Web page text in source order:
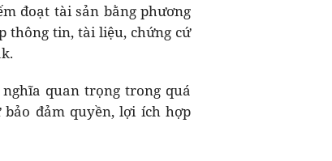
đoạt tài sản bằng phương
thông tin, tài liệu, chứng cứ
quan trọng trong quá
đảm quyền, lợi ích hợp